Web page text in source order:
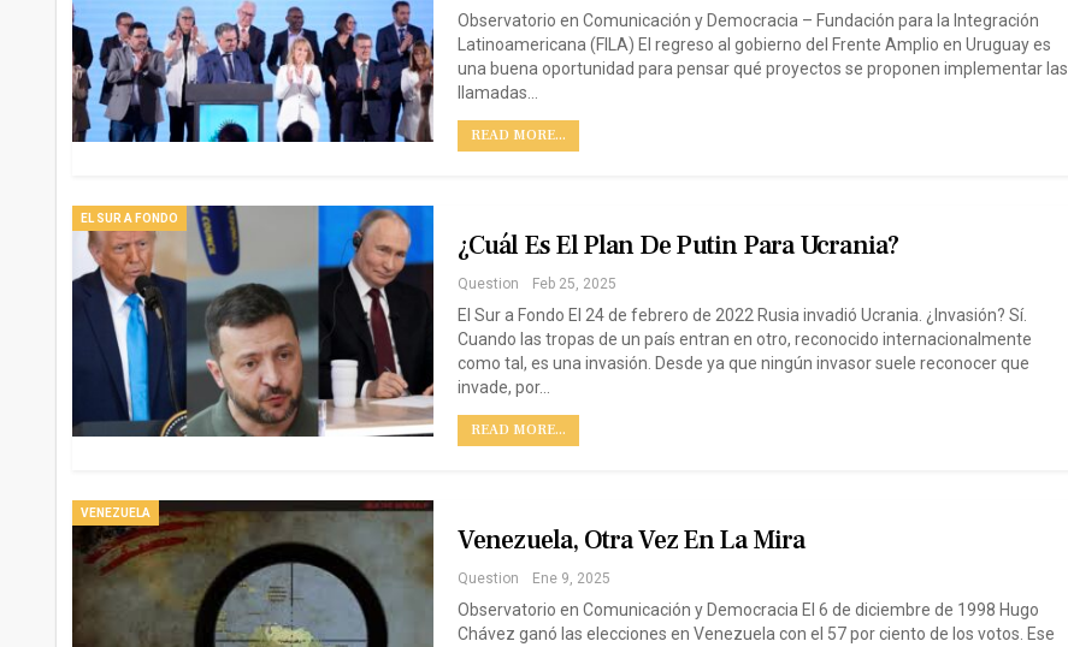
Observatorio en Comunicación y Democracia – Fundación para la Integración
Latinoamericana (FILA) El regreso al gobierno del Frente Amplio en Uruguay es
una buena oportunidad para pensar qué proyectos se proponen implementar las
llamadas…
READ MORE...
EL SUR A FONDO
¿Cuál Es El Plan De Putin Para Ucrania?
Question Feb 25, 2025
El Sur a Fondo El 24 de febrero de 2022 Rusia invadió Ucrania. ¿Invasión? Sí.
Cuando las tropas de un país entran en otro, reconocido internacionalmente
como tal, es una invasión. Desde ya que ningún invasor suele reconocer que
invade, por…
READ MORE...
VENEZUELA
Venezuela, Otra Vez En La Mira
Question Ene 9, 2025
Observatorio en Comunicación y Democracia El 6 de diciembre de 1998 Hugo
Chávez ganó las elecciones en Venezuela con el 57 por ciento de los votos. Ese